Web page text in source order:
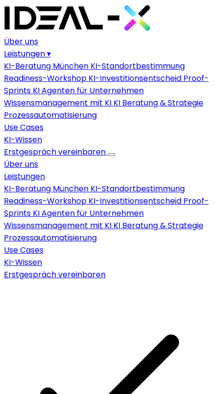
Über uns
Leistungen▾
KI-Beratung München KI-Standortbestimmung
Readiness-Workshop KI-Investitionsentscheid Proof-
Sprints KI Agenten für Unternehmen
Wissensmanagement mit KI KI Beratung & Strategie
Prozessautomatisierung
Use Cases
KI-Wissen
Erstgespräch vereinbaren
Über uns
Leistungen
KI-Beratung München KI-Standortbestimmung
Readiness-Workshop KI-Investitionsentscheid Proof-
Sprints KI Agenten für Unternehmen
Wissensmanagement mit KI KI Beratung & Strategie
Prozessautomatisierung
Use Cases
KI-Wissen
Erstgespräch vereinbaren